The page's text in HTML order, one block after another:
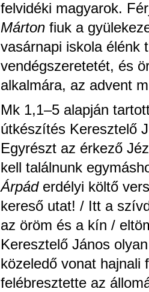
felvidéki magyarok.
Márton fiuk a
vasárnapi iskola élénk
vendégszeretetét, és
alkalmára, az advent
Mk 1,1–5 alapján
útkészítés Keresztelő
Egyrészt az érkező
kell találnunk
Árpáderdélyi költő
kereső utat! / Itt a
az öröm és a kín /
Keresztelő János
közeledő vonat
felébresztette az